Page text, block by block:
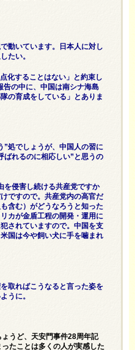
動いています。日本人に対し
たい。
化することはない」と約束し
告の中に、中国は南シナ海島
の育成をしている」とありま
”処でしょうが、中国人の習に
ばれるのに相応しい”と思うの
を侵害し続ける共産党ですか
ですので。共産党内の高官だ
含む）がどうなろうと知った
カが金盾工程の開発・運用に
されていますので。中国を支
国は今や飼い犬に手を噛まれ
取ればこうなると言った姿を
うに。
うど、天安門事件28周年記
たことは多くの人が実感した